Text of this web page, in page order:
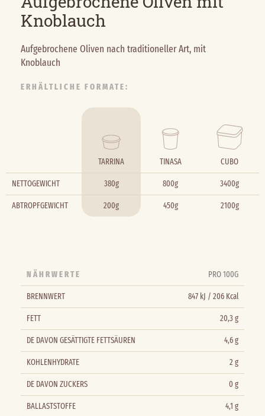
Knoblauch
Aufgebrochene Oliven nach traditioneller Art, mit
Knoblauch
ERHÄLTLICHE FORMATE:
TARRINA TINASA CUBO
NETTOGEWICHT 380g 800g 3400g
ABTROPFGEWICHT 200g 450g 2100g
NÄHRWERTE PRO 100G
BRENNWERT 847 kJ / 206 Kcal
FETT 20,3 g
DE DAVON GESÄTTIGTE FETTSÄUREN 4,6 g
KOHLENHYDRATE 2 g
DE DAVON ZUCKERS 0 g
BALLASTSTOFFE 4,1 g